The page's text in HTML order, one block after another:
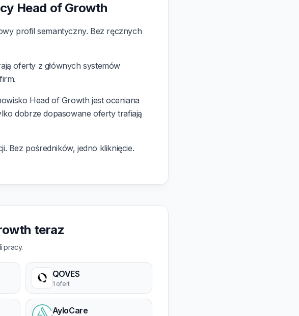
Head of Growth
profil semantyczny. Bez ręcznych
oferty z głównych systemów
Head of Growth jest oceniana
dobrze dopasowane oferty trafiają
Bez pośredników, jedno kliknięcie.
teraz
pracy.
QOVES
1 ofert
AyloCare